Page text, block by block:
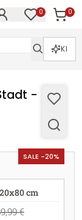
0 0
KI
-
SALE -20%
cm
€